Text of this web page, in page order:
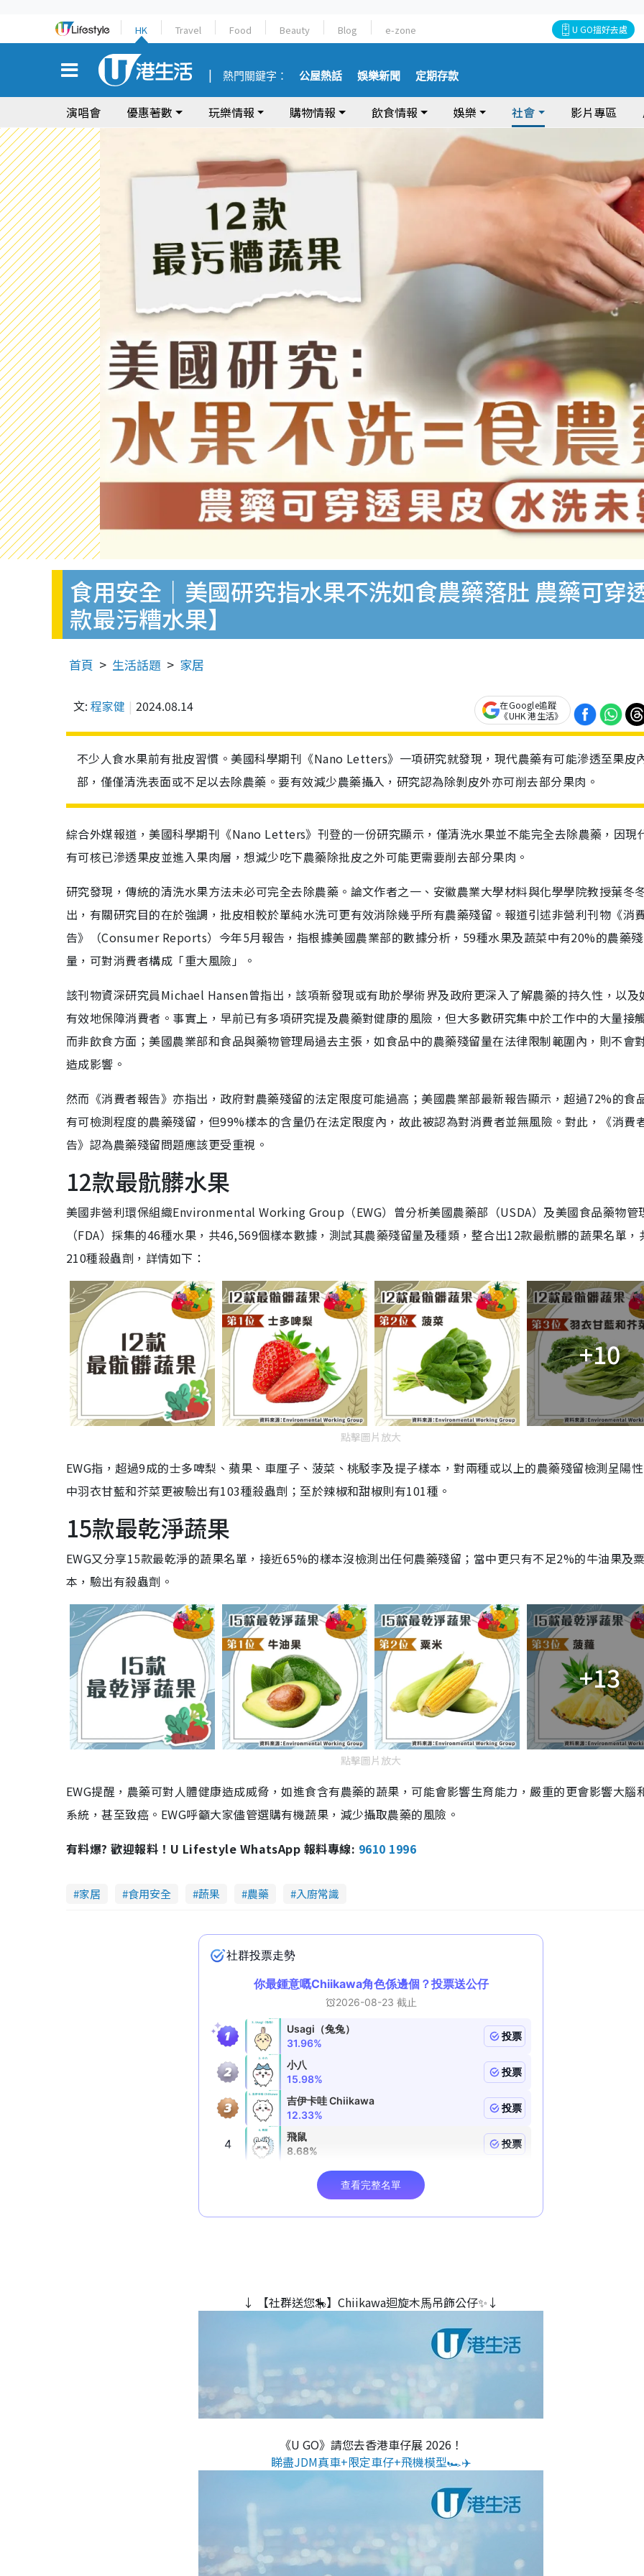
HK Travel Food Beauty Blog e-zone U GO搵好去處
熱門關鍵字： 公屋熱話 娛樂新聞 定期存款
演唱會 優惠著數 玩樂情報 購物情報 飲食情報 娛樂 社會 影片專區
食用安全｜美國研究指水果不洗如食農藥落肚 農藥可穿
款最污糟水果】
首頁 生活話題 家居
文: 程家健 2024.08.14
在Google追蹤
《UHK 港生活》
不少人食水果前有批皮習慣。美國科學期刊《Nano Letters》一項研究就發現，現代農藥有可能滲透至果皮
部，僅僅清洗表面或不足以去除農藥。要有效減少農藥攝入，研究認為除剝皮外亦可削去部分果肉。
綜合外媒報道，美國科學期刊《Nano Letters》刊登的一份研究顯示，僅清洗水果並不能完全去除農藥，因現
有可核已滲透果皮並進入果肉層，想減少吃下農藥除批皮之外可能更需要削去部分果肉。
研究發現，傳統的清洗水果方法未必可完全去除農藥。論文作者之一、安徽農業大學材料與化學學院教授葉冬
出，有關研究目的在於強調，批皮相較於單純水洗可更有效消除幾乎所有農藥殘留。報道引述非營利刊物《消
告》（Consumer Reports）今年5月報告，指根據美國農業部的數據分析，59種水果及蔬菜中有20%的農藥
量，可對消費者構成「重大風險」。
該刊物資深研究員Michael Hansen曾指出，該項新發現或有助於學術界及政府更深入了解農藥的持久性，以及
有效地保障消費者。事實上，早前已有多項研究提及農藥對健康的風險，但大多數研究集中於工作中的大量接
而非飲食方面；美國農業部和食品與藥物管理局過去主張，如食品中的農藥殘留量在法律限制範圍內，則不會
造成影響。
然而《消費者報告》亦指出，政府對農藥殘留的法定限度可能過高；美國農業部最新報告顯示，超過72%的食
有可檢測程度的農藥殘留，但99%樣本的含量仍在法定限度內，故此被認為對消費者並無風險。對此，《消費
告》認為農藥殘留問題應該更受重視。
12款最骯髒水果
美國非營利環保組織Environmental Working Group（EWG）曾分析美國農藥部（USDA）及美國食品藥物管
（FDA）採集的46種水果，共46,569個樣本數據，測試其農藥殘留量及種類，整合出12款最骯髒的蔬果名單，
210種殺蟲劑，詳情如下：
+10
點擊圖片放大
EWG指，超過9成的士多啤梨、蘋果、車厘子、菠菜、桃駁李及提子樣本，對兩種或以上的農藥殘留檢測呈陽
中羽衣甘藍和芥菜更被驗出有103種殺蟲劑；至於辣椒和甜椒則有101種。
15款最乾淨蔬果
EWG又分享15款最乾淨的蔬果名單，接近65%的樣本沒檢測出任何農藥殘留；當中更只有不足2%的牛油果及
本，驗出有殺蟲劑。
+13
點擊圖片放大
EWG提醒，農藥可對人體健康造成威脅，如進食含有農藥的蔬果，可能會影響生育能力，嚴重的更會影響大腦
系統，甚至致癌。EWG呼籲大家儘管選購有機蔬果，減少攝取農藥的風險。
有料爆? 歡迎報料！U Lifestyle WhatsApp 報料專線: 9610 1996
家居 食用安全 蔬果 農藥 入廚常識
↓ 【社群送您🎠】Chiikawa迴旋木⾺吊飾公仔✨↓
《U GO》請您去香港車仔展 2026！
睇盡JDM真車+限定車仔+飛機模型🏎️✈️